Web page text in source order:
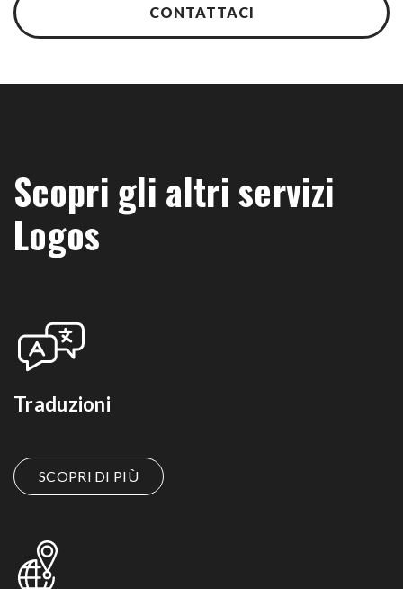
CONTATTACI
Scopri gli altri servizi
Logos
Traduzioni
SCOPRI DI PIÙ